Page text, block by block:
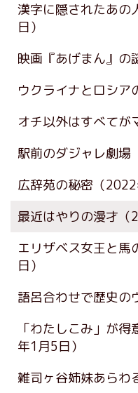
漢字に隠されたあの
日）
映画『あげまん』の
ウクライナとロシア
オチ以外はすべてが
駅前のダジャレ劇場
広辞苑の秘密 （
最近はやりの漫才
エリザベス女王と馬
日）
語呂合わせで歴史の
「わたしこみ」が
年1月5日）
雑司ヶ谷姉妹あらわ